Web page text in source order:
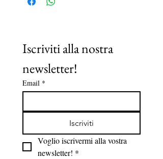
Iscriviti alla nostra
newsletter!
Email *
Iscriviti
Voglio iscrivermi alla vostra
newsletter! *